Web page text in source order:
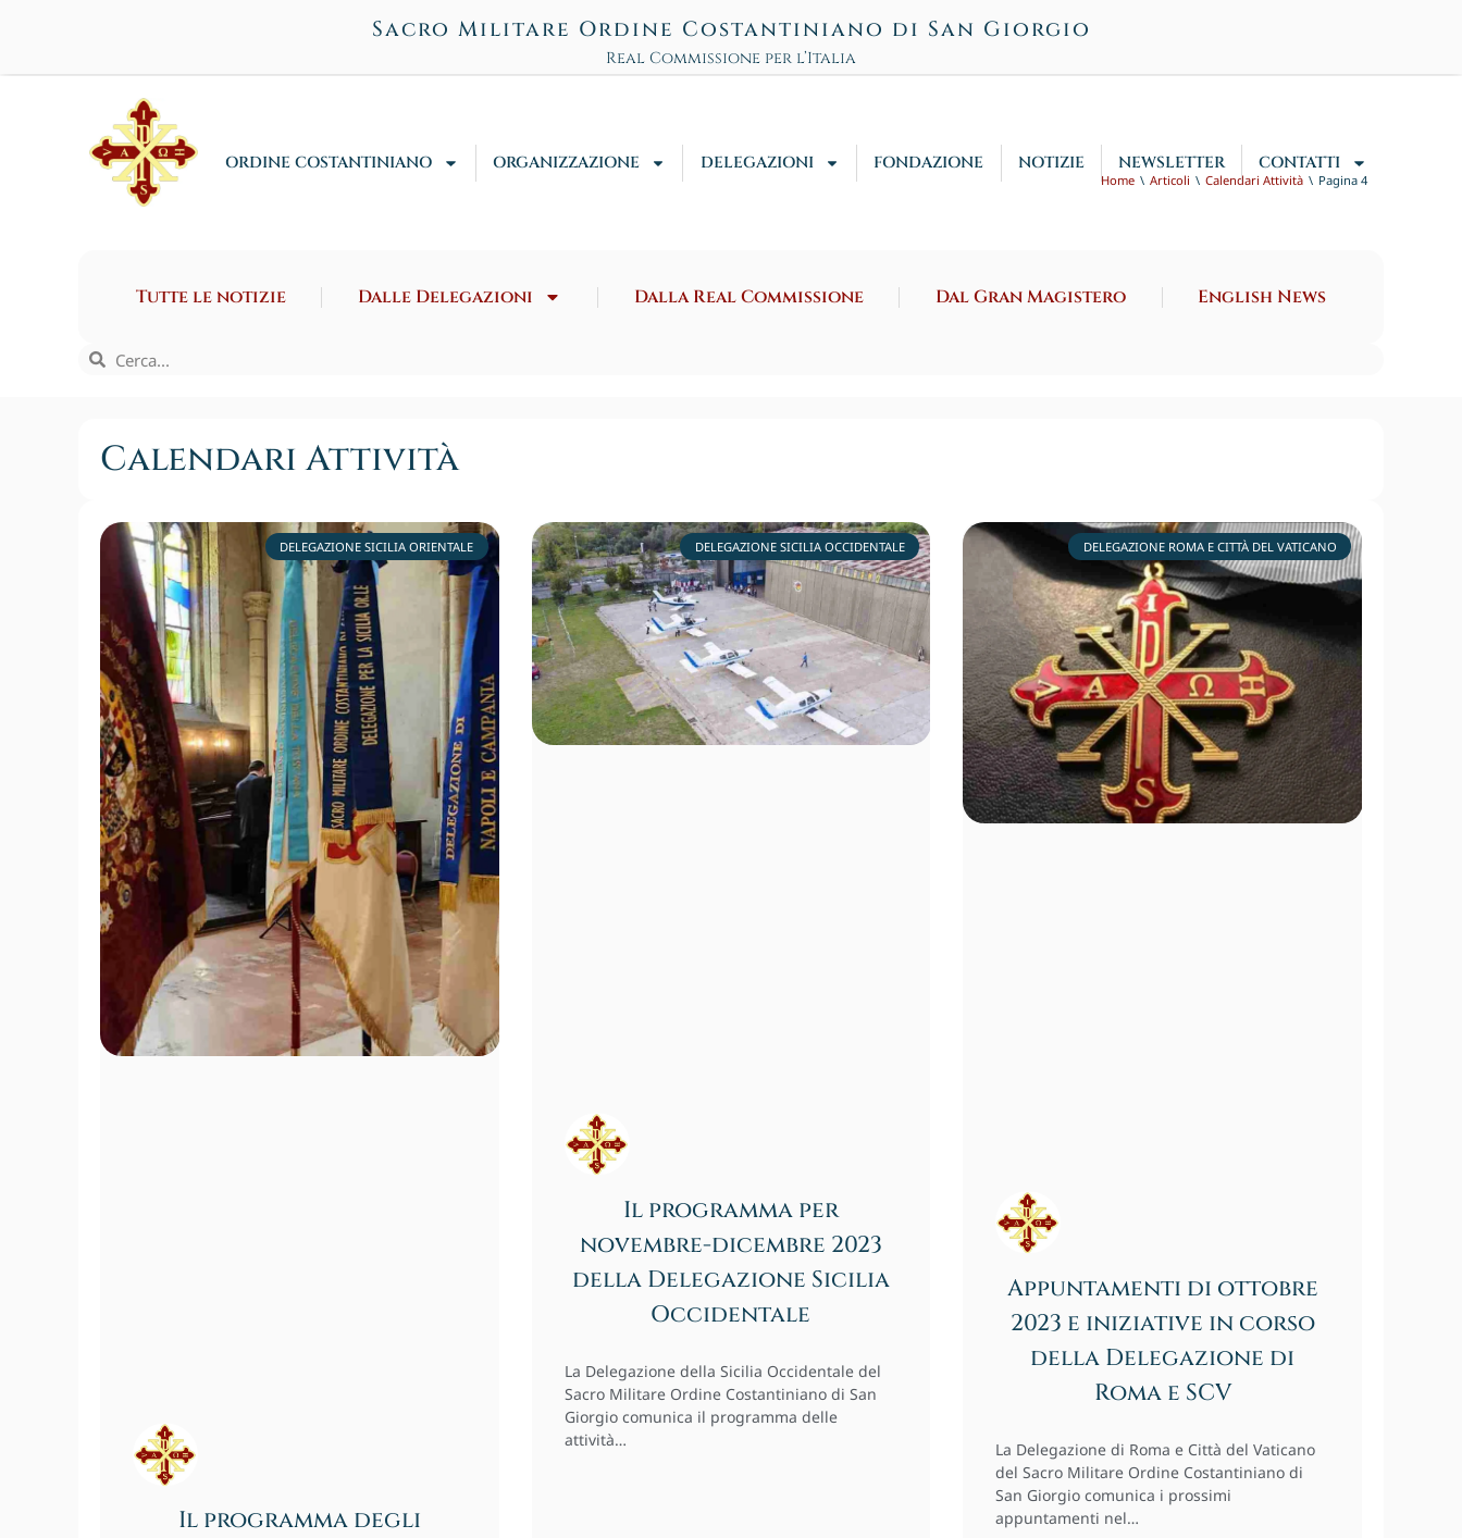
Sacro Militare Ordine Costantiniano di San Giorgio
Real Commissione per l’Italia
ORDINE COSTANTINIANO ORGANIZZAZIONE DELEGAZIONI FONDAZIONE NOTIZIE NEWSLETTER CONTATTI
Home Articoli Calendari Attività Pagina 4
Tutte le notizie Dalle Delegazioni Dalla Real Commissione Dal Gran Magistero English News
Calendari Attività
DELEGAZIONE SICILIA ORIENTALE
Il programma degli
DELEGAZIONE SICILIA OCCIDENTALE
Il programma per
novembre-dicembre 2023
della Delegazione Sicilia
Occidentale
La Delegazione della Sicilia Occidentale del
Sacro Militare Ordine Costantiniano di San
Giorgio comunica il programma delle
attività…
DELEGAZIONE ROMA E CITTÀ DEL VATICANO
Appuntamenti di ottobre
2023 e iniziative in corso
della Delegazione di
Roma e SCV
La Delegazione di Roma e Città del Vaticano
del Sacro Militare Ordine Costantiniano di
San Giorgio comunica i prossimi
appuntamenti nel…